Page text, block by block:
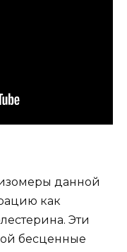
данной
как
Эти
бесценные